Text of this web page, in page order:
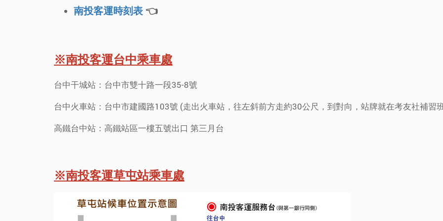
南投客運時刻表👈
※南投客運台中乘車處
台中干城站：台中市雙十路一段35-8號
台中火車站：台中市建國路103號 (走出火車站，往左斜前方走約30公尺，到對向，站牌就在考友社補習
高鐵台中站：高鐵站區一樓五號出口 第三月台
※南投客運草屯站乘車處